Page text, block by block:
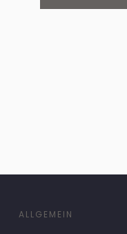
ALLGEMEIN